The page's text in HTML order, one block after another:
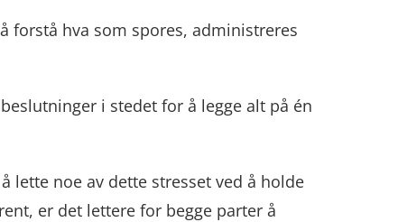
forstå hva som spores, administreres
i stedet for å legge alt på én
lette noe av dette stresset ved å holde
er det lettere for begge parter å